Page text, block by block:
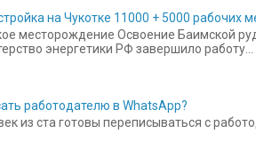
на Чукотке 11000 + 5000
месторождение Освоение Баимской
энергетики РФ завершило работу...
работодателю в WhatsApp?
из ста готовы переписываться с